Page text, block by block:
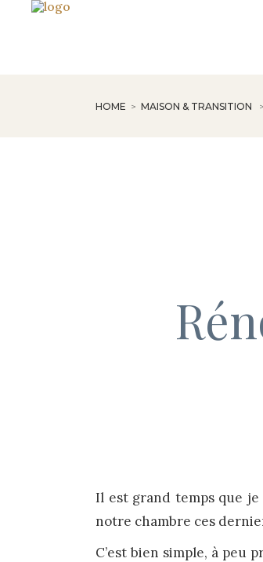
HOME > MAISON & TRANSITION >
Il est grand temps que
notre chambre ces
C’est bien simple, à peu